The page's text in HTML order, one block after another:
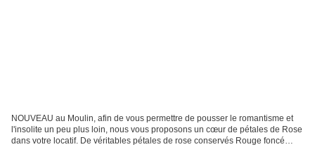
NOUVEAU au Moulin, afin de vous permettre de pousser le romantisme et
l'insolite un peu plus loin, nous vous proposons un cœur de pétales de Rose
dans votre locatif. De véritables pétales de rose conservés Rouge foncé